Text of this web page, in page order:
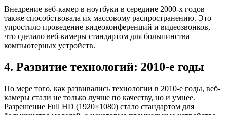
Внедрение веб-камер в ноутбуки в середине 2000-х годов
также способствовала их массовому распространению. Это
упростило проведение видеоконференций и видеозвонков,
что сделало веб-камеры стандартом для большинства
компьютерных устройств.
4. Развитие технологий: 2010-е годы
По мере того, как развивались технологии в 2010-е годы, веб-
камеры стали не только лучше по качеству, но и умнее.
Разрешение Full HD (1920×1080) стало стандартом для